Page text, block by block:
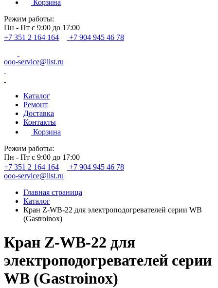
Корзина
Режим работы:
Пн - Пт с 9:00 до 17:00
+7 351 2 164 164
+7 904 945 46 78
ooo-service@list.ru
Каталог
Ремонт
Доставка
Контакты
Корзина
Режим работы:
Пн - Пт с 9:00 до 17:00
+7 351 2 164 164
+7 904 945 46 78
ooo-service@list.ru
Главная страница
Каталог
Кран Z-WB-22 для электроподогревателей серии WB
(Gastroinox)
Кран Z-WB-22 для
электроподогревателей серии
WB (Gastroinox)